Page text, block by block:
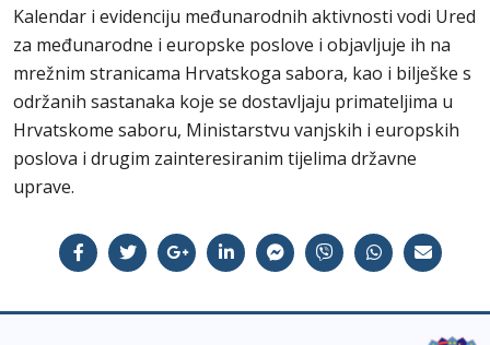
Kalendar i evidenciju međunarodnih aktivnosti vodi Ured
za međunarodne i europske poslove i objavljuje ih na
mrežnim stranicama Hrvatskoga sabora, kao i bilješke s
održanih sastanaka koje se dostavljaju primateljima u
Hrvatskome saboru, Ministarstvu vanjskih i europskih
poslova i drugim zainteresiranim tijelima državne
uprave.